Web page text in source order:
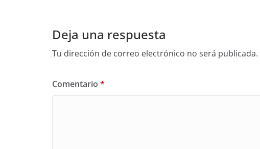
Deja una respuesta
Tu dirección de correo electrónico no será publicada.
Comentario *